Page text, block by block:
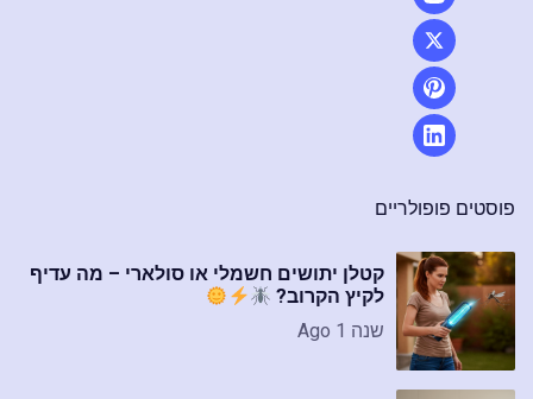
פוסטים פופולריים
קטלן יתושים חשמלי או סולארי – מה עדיף
לקיץ הקרוב?
שנה 1 Ago